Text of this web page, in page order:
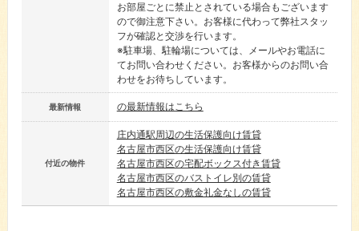
お部屋ごとに禁止とされている場合もございます
ので御注意下さい。お客様に代わって弊社スタッ
フが確認と交渉を行います。
※駐車場、駐輪場については、メールやお電話に
てお問い合わせください。お客様からのお問い合
わせをお待ちしています。
最新情報 の最新情報はこちら
付近の物件
庄内通駅周辺の生活保護向け賃貸
名古屋市西区の生活保護向け賃貸
名古屋市西区の宅配ボックス付き賃貸
名古屋市西区のバストイレ別の賃貸
名古屋市西区の敷金礼金なしの賃貸